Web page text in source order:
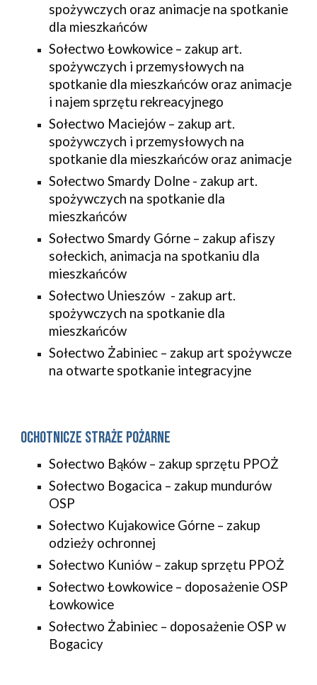
spożywczych oraz animacje na spotkanie
dla mieszkańców
Sołectwo Łowkowice – zakup art.
spożywczych i przemysłowych na
spotkanie dla mieszkańców oraz animacje
i najem sprzętu rekreacyjnego
Sołectwo Maciejów – zakup art.
spożywczych i przemysłowych na
spotkanie dla mieszkańców oraz animacje
Sołectwo Smardy Dolne - zakup art.
spożywczych na spotkanie dla
mieszkańców
Sołectwo Smardy Górne – zakup afiszy
sołeckich, animacja na spotkaniu dla
mieszkańców
Sołectwo Unieszów - zakup art.
spożywczych na spotkanie dla
mieszkańców
Sołectwo Żabiniec – zakup art spożywcze
na otwarte spotkanie integracyjne
Ochotnicze straże pożarne
Sołectwo Bąków – zakup sprzętu PPOŻ
Sołectwo Bogacica – zakup mundurów
OSP
Sołectwo Kujakowice Górne – zakup
odzieży ochronnej
Sołectwo Kuniów – zakup sprzętu PPOŻ
Sołectwo Łowkowice – doposażenie OSP
Łowkowice
Sołectwo Żabiniec – doposażenie OSP w
Bogacicy